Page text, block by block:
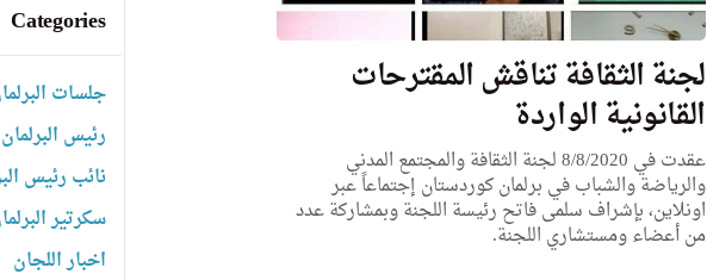
لجنة الثقافة تناقش المقترحات
القانونية الواردة
عقدت في 8/8/2020 لجنة الثقافة والمجتمع المدني
والرياضة والشباب في برلمان كوردستان إجتماعاً عبر
اونلاين، بإشراف سلمى فاتح رئيسة اللجنة وبمشاركة عدد
من أعضاء ومستشاري اللجنة.
Categories
جلسات
رئیس البرلمان
نائب رئیس
سكرتیر
اخبار اللجان